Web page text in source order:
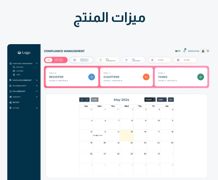
ميزات المنتج